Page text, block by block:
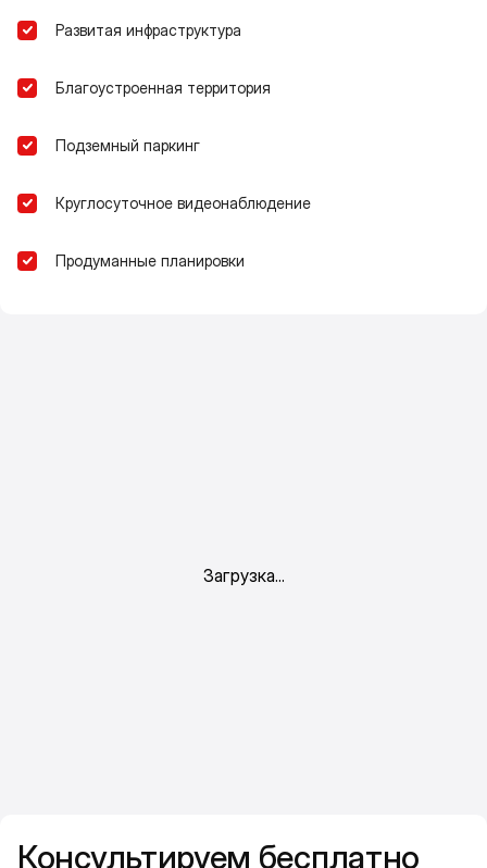
Развитая инфраструктура
Благоустроенная территория
Подземный паркинг
Круглосуточное видеонаблюдение
Продуманные планировки
Консультируем бесплатно